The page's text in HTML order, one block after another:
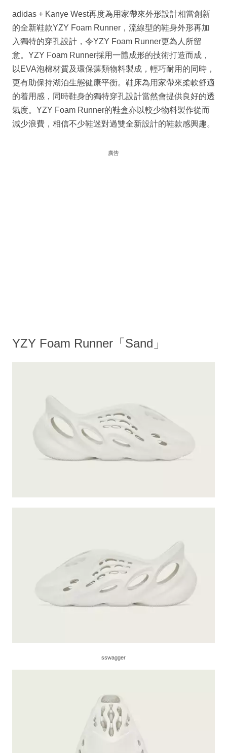
adidas + Kanye West再度為用家帶來外形設計相當創新
的全新鞋款YZY Foam Runner，流線型的鞋身外形再加
入獨特的穿孔設計，令YZY Foam Runner更為人所留
意。YZY Foam Runner採用一體成形的技術打造而成，
以EVA泡棉材質及環保藻類物料製成，輕巧耐用的同時，
更有助保持湖泊生態健康平衡。鞋床為用家帶來柔軟舒適
的着用感，同時鞋身的獨特穿孔設計當然會提供良好的透
氣度。YZY Foam Runner的鞋盒亦以較少物料製作從而
減少浪費，相信不少鞋迷對過雙全新設計的鞋款感興趣。
廣告
YZY Foam Runner「Sand」
sswagger